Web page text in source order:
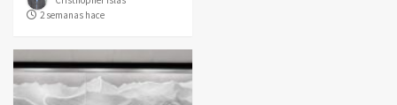
2 semanas hace